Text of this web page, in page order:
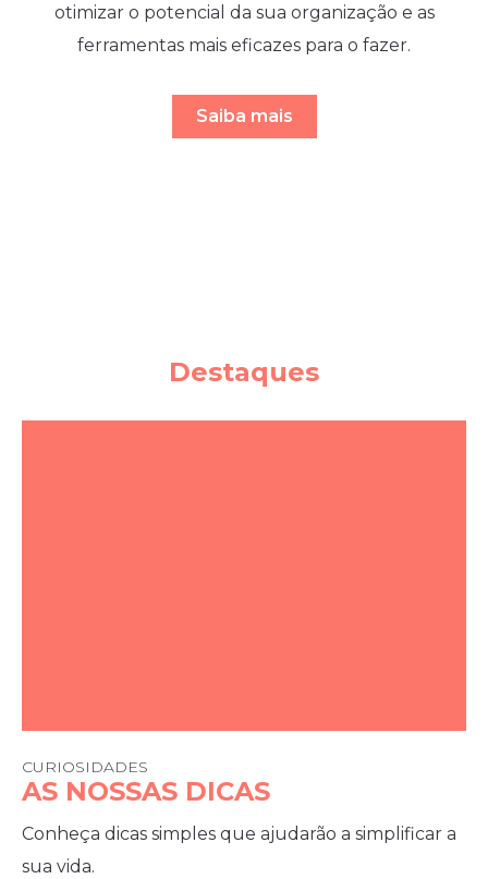
otimizar o potencial da sua organização e as
ferramentas mais eficazes para o fazer.
Saiba mais
Destaques
CURIOSIDADES
AS NOSSAS DICAS
Conheça dicas simples que ajudarão a simplificar a
sua vida.